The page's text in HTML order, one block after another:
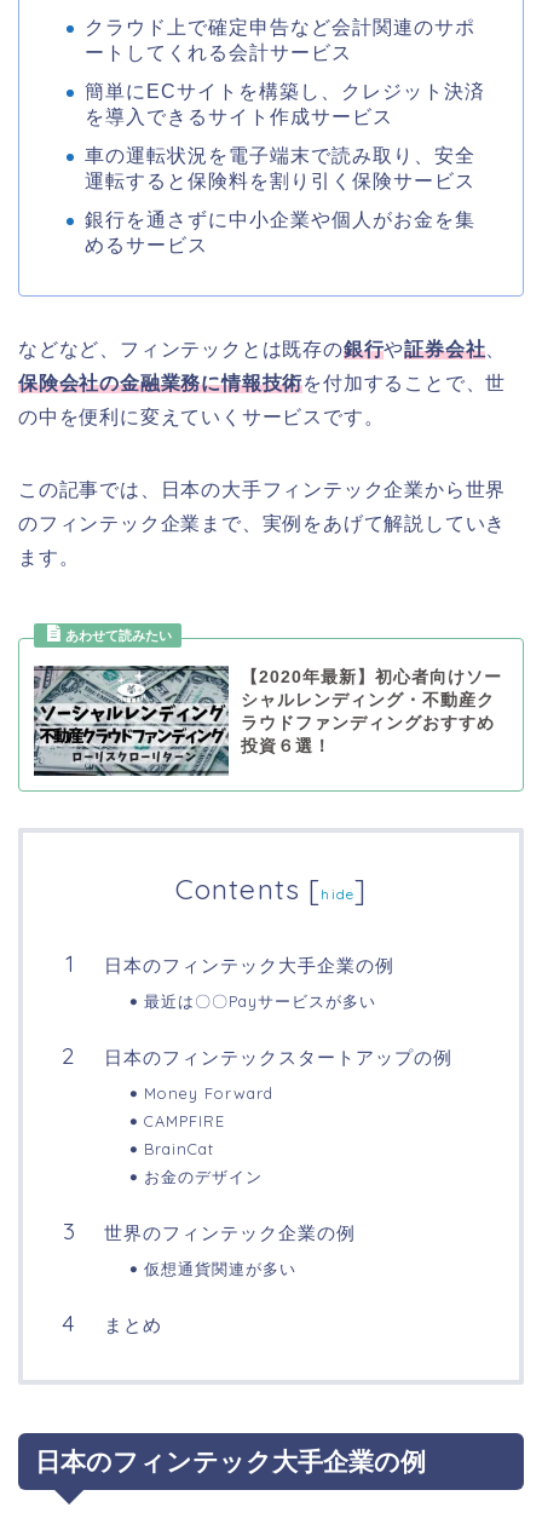
クラウド上で確定申告など会計関連のサポ
ートしてくれる会計サービス
簡単にECサイトを構築し、クレジット決済
を導入できるサイト作成サービス
車の運転状況を電子端末で読み取り、安全
運転すると保険料を割り引く保険サービス
銀行を通さずに中小企業や個人がお金を集
めるサービス
などなど、フィンテックとは既存の銀行や証券会社
保険会社の金融業務に情報技術を付加することで、世
の中を便利に変えていくサービスです。
この記事では、日本の大手フィンテック企業から世界
のフィンテック企業まで、実例をあげて解説していき
ます。
【2020年最新】初心者向けソー
シャルレンディング・不動産ク
ラウドファンディングおすすめ
投資６選！
Contents [hide]
日本のフィンテック大手企業の例
最近は〇〇Payサービスが多い
日本のフィンテックスタートアップの例
Money Forward
CAMPFIRE
BrainCat
お金のデザイン
世界のフィンテック企業の例
仮想通貨関連が多い
まとめ
日本のフィンテック大手企業の例